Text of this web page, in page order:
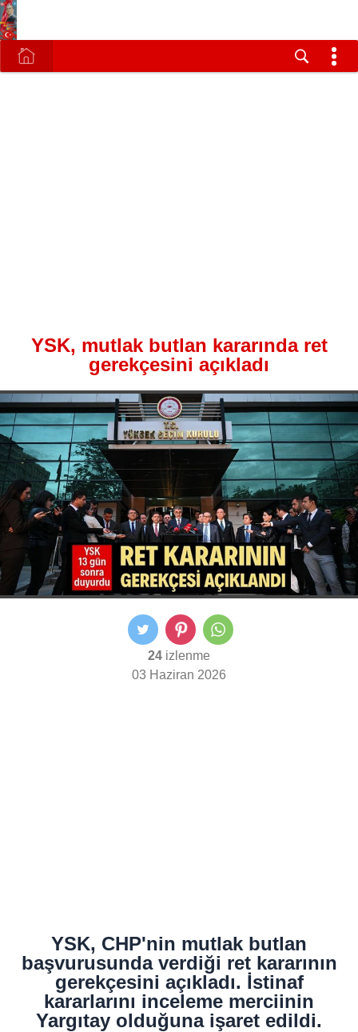
YSK, mutlak butlan kararında ret
gerekçesini açıkladı
24 izlenme
03 Haziran 2026
YSK, CHP'nin mutlak butlan
başvurusunda verdiği ret kararının
gerekçesini açıkladı. İstinaf
kararlarını inceleme merciinin
Yargıtay olduğuna işaret edildi.